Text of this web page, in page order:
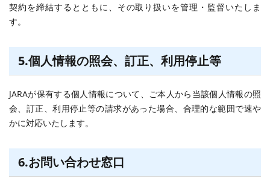
契約を締結するとともに、その取り扱いを管理・監督いたしま
す。
5.個人情報の照会、訂正、利用停止等
JARAが保有する個人情報について、ご本人から当該個人情報の照
会、訂正、利用停止等の請求があった場合、合理的な範囲で速や
かに対応いたします。
6.お問い合わせ窓口